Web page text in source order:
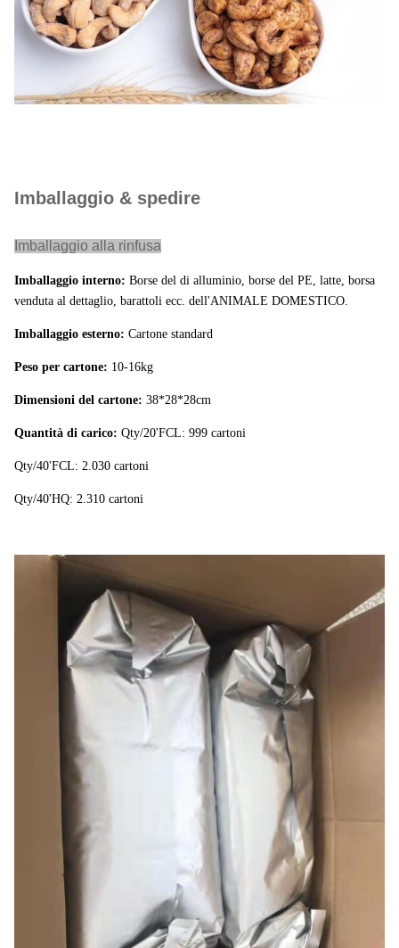
Quantità:
20'/40'/40HQ
980/2020/2310ctns
Disponibile.
pagamento:
T/T, L/C, Paypal.
Campioni: Disponibile
Documenti:
1. Certificato di origine
2. Certificato fitosanitario
certificato 3.Health
4. Certificato di analisi di
5. Descrizione degli ingredienti
8. Polizza di carico (B/L)
Abilità del
rifornimento:
150 tonnellate metriche al giorno
impiegati
Intorno 850
Imballaggio & spedire
Imballaggio alla rinfusa
Imballaggio interno: Borse del di alluminio, borse del PE, latte, borsa
venduta al dettaglio, barattoli ecc. dell'ANIMALE DOMESTICO.
Imballaggio esterno: Cartone standard
Peso per cartone: 10-16kg
Dimensioni del cartone: 38*28*28cm
Quantità di carico: Qty/20'FCL: 999 cartoni
Qty/40'FCL: 2.030 cartoni
Qty/40'HQ: 2.310 cartoni